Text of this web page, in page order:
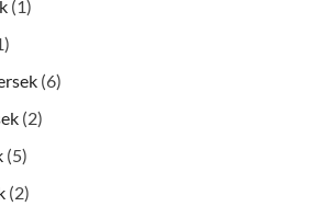
(1)
(6)
(2)
(5)
(2)